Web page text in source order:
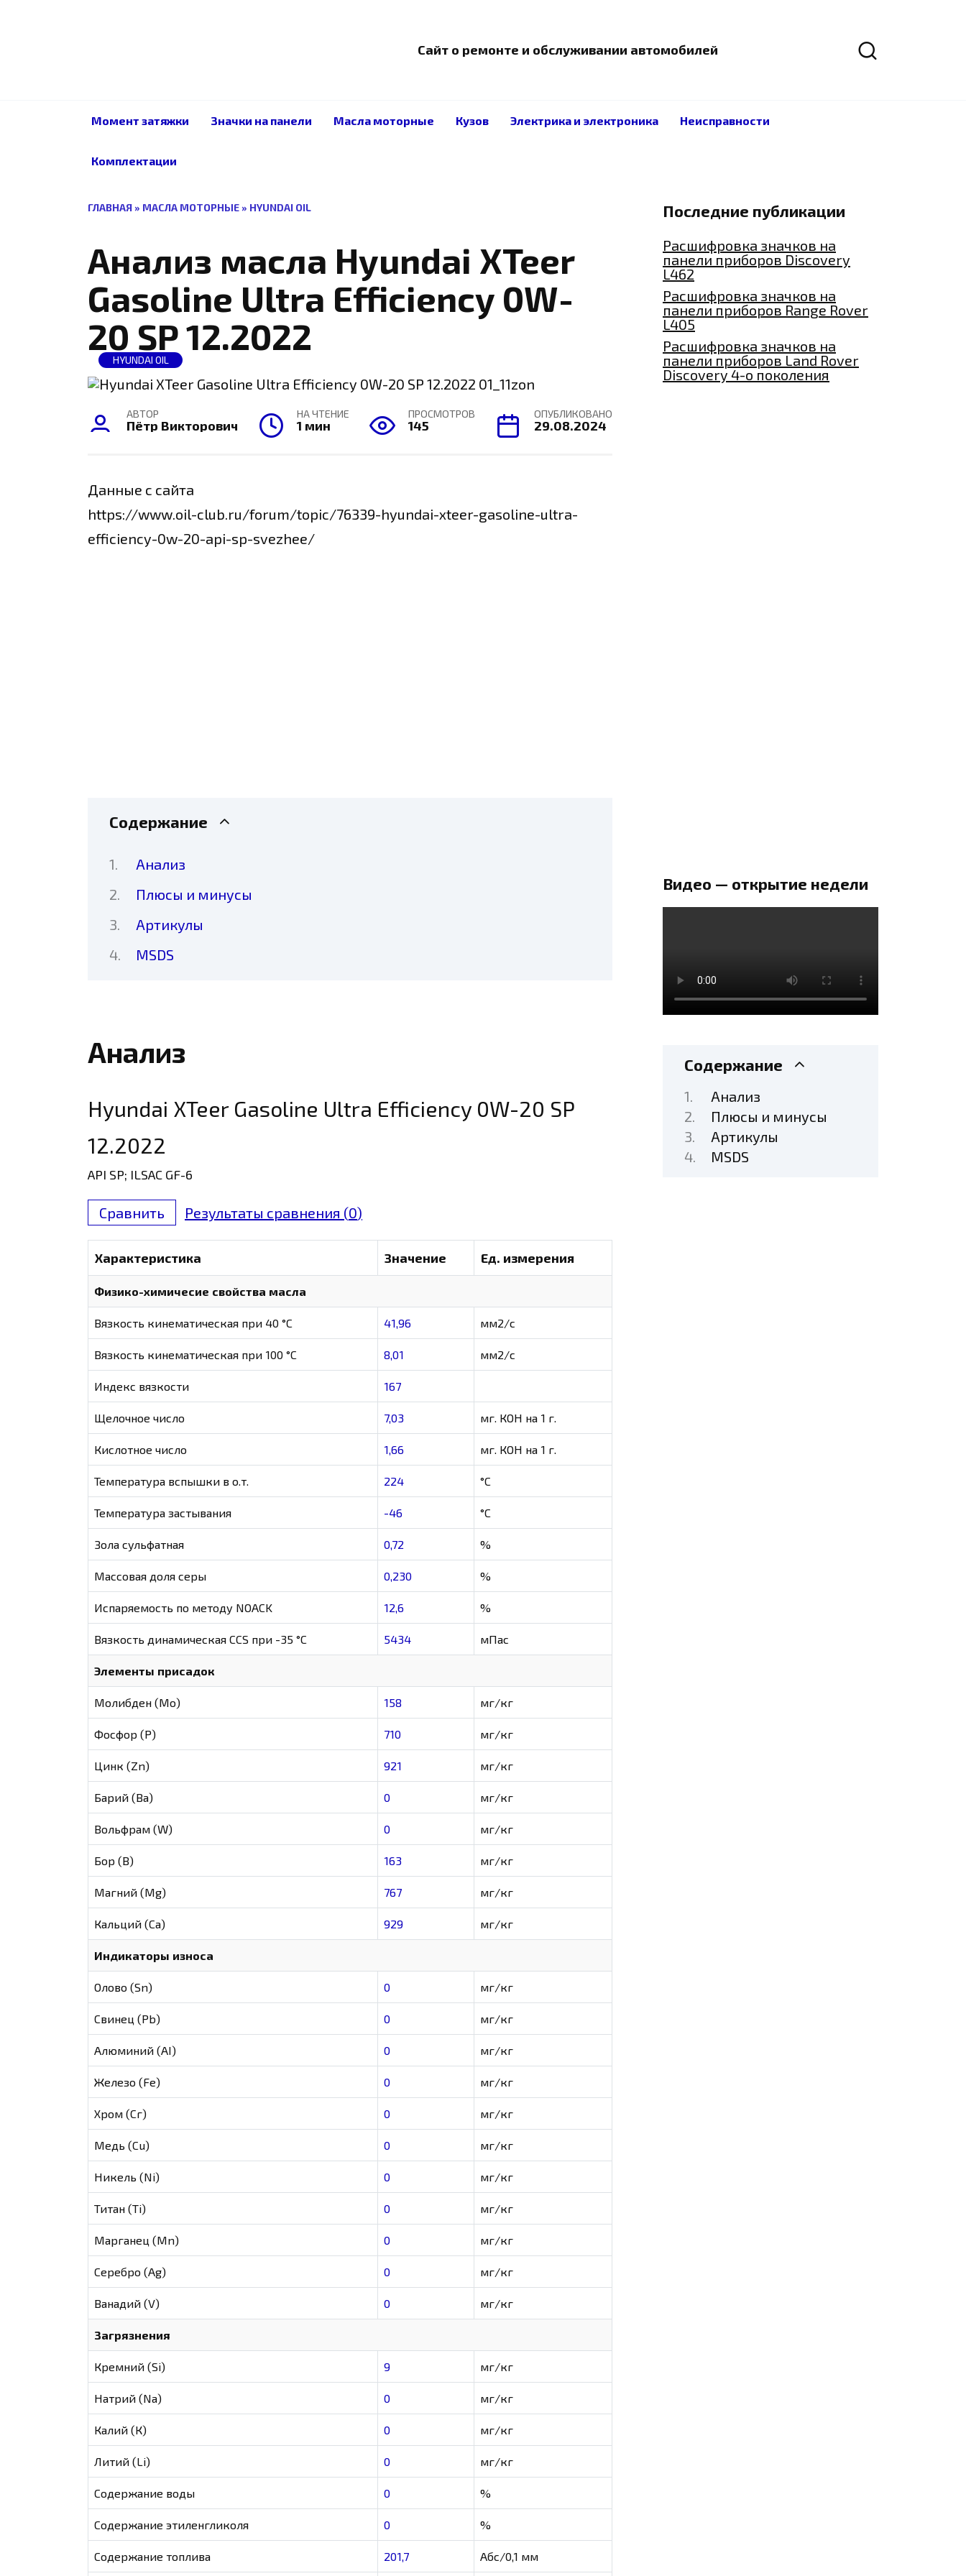
Сайт о ремонте и обслуживании автомобилей
Момент затяжки Значки на панели Масла моторные Кузов Электрика и электроника Неисправности
Комплектации
ГЛАВНАЯ » МАСЛА МОТОРНЫЕ » HYUNDAI OIL
Анализ масла Hyundai XTeer
Gasoline Ultra Efficiency 0W-
20 SP 12.2022
HYUNDAI OIL
АВТОР
Пётр Викторович
НА ЧТЕНИЕ
1 мин
ПРОСМОТРОВ
145
ОПУБЛИКОВАНО
29.08.2024
Данные с сайта
https://www.oil-club.ru/forum/topic/76339-hyundai-xteer-gasoline-ultra-
efficiency-0w-20-api-sp-svezhee/
Содержание
Анализ
Плюсы и минусы
Артикулы
MSDS
Анализ
Hyundai XTeer Gasoline Ultra Efficiency 0W-20 SP
12.2022
API SP; ILSAC GF-6
Сравнить Результаты сравнения (0)
Характеристика Значение Ед. измерения
Физико-химичесие свойства масла
Вязкость кинематическая при 40 °С 41,96 мм2/с
Вязкость кинематическая при 100 °С 8,01 мм2/с
Индекс вязкости 167
Щелочное число 7,03 мг. КОН на 1 г.
Кислотное число 1,66 мг. КОН на 1 г.
Температура вспышки в о.т. 224 °C
Температура застывания -46 °C
Зола сульфатная 0,72 %
Массовая доля серы 0,230 %
Испаряемость по методу NOACK 12,6 %
Вязкость динамическая CCS при -35 °С 5434 мПас
Элементы присадок
Молибден (Мо) 158 мг/кг
Фосфор (Р) 710 мг/кг
Цинк (Zn) 921 мг/кг
Барий (Ва) 0 мг/кг
Вольфрам (W) 0 мг/кг
Бор (В) 163 мг/кг
Магний (Mg) 767 мг/кг
Кальций (Са) 929 мг/кг
Индикаторы износа
Олово (Sn) 0 мг/кг
Свинец (Pb) 0 мг/кг
Алюминий (AI) 0 мг/кг
Железо (Fe) 0 мг/кг
Хром (Сг) 0 мг/кг
Медь (Cu) 0 мг/кг
Никель (Ni) 0 мг/кг
Титан (Ti) 0 мг/кг
Марганец (Mn) 0 мг/кг
Серебро (Ag) 0 мг/кг
Ванадий (V) 0 мг/кг
Загрязнения
Кремний (Si) 9 мг/кг
Натрий (Na) 0 мг/кг
Калий (К) 0 мг/кг
Литий (Li) 0 мг/кг
Содержание воды 0 %
Содержание этиленгликоля 0 %
Содержание топлива 201,7 Абс/0,1 мм
Последние публикации
Расшифровка значков на
панели приборов Discovery
L462
Расшифровка значков на
панели приборов Range Rover
L405
Расшифровка значков на
панели приборов Land Rover
Discovery 4-о поколения
Видео — открытие недели
Содержание
Анализ
Плюсы и минусы
Артикулы
MSDS